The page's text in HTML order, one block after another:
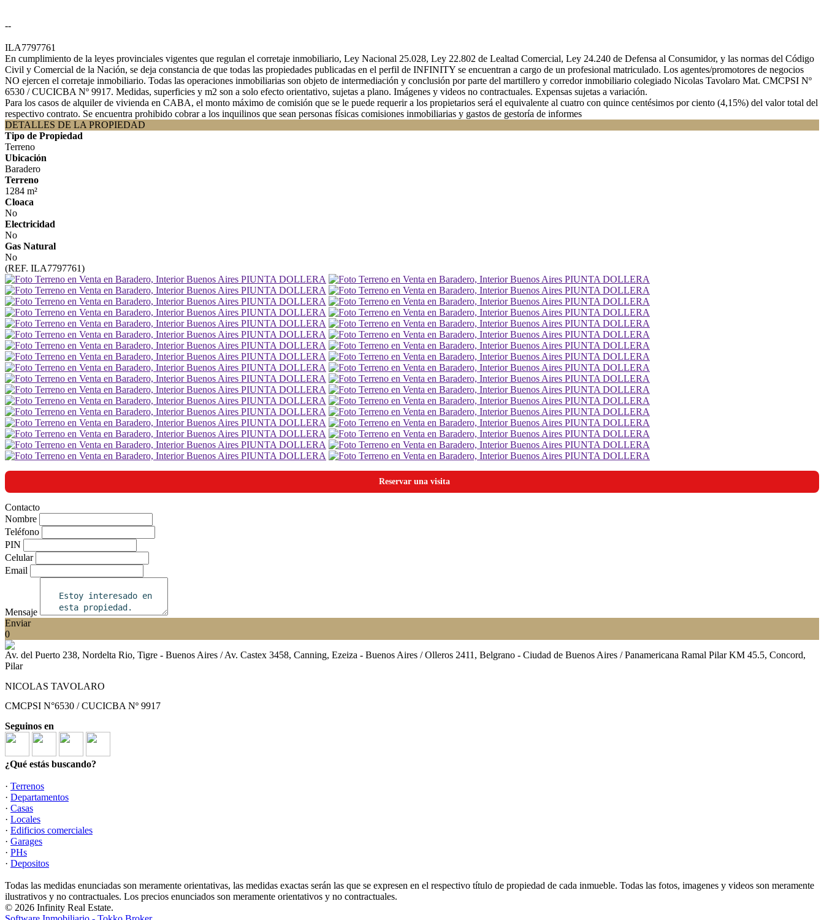
--
ILA7797761
En cumplimiento de la leyes provinciales vigentes que regulan el corretaje inmobiliario, Ley Nacional 25.028, Ley 22.802 de Lealtad Comercial, Ley 24.240 de Defensa al Consumidor, y las normas del Código
Civil y Comercial de la Nación, se deja constancia de que todas las propiedades publicadas en el perfil de INFINITY se encuentran a cargo de un profesional matriculado. Los agentes/promotores de negocios
NO ejercen el corretaje inmobiliario. Todas las operaciones inmobiliarias son objeto de intermediación y conclusión por parte del martillero y corredor inmobiliario colegiado Nicolas Tavolaro Mat. CMCPSI Nº
6530 / CUCICBA Nº 9917. Medidas, superficies y m2 son a solo efecto orientativo, sujetas a plano. Imágenes y videos no contractuales. Expensas sujetas a variación.
Para los casos de alquiler de vivienda en CABA, el monto máximo de comisión que se le puede requerir a los propietarios será el equivalente al cuatro con quince centésimos por ciento (4,15%) del valor total del
respectivo contrato. Se encuentra prohibido cobrar a los inquilinos que sean personas físicas comisiones inmobiliarias y gastos de gestoría de informes
DETALLES DE LA PROPIEDAD
Tipo de Propiedad
Terreno
Ubicación
Baradero
Terreno
1284 m²
Cloaca
No
Electricidad
No
Gas Natural
No
(REF. ILA7797761)
Reservar una visita
Contacto
Nombre
Teléfono
PIN
Celular
Email
Mensaje
Enviar
0
Av. del Puerto 238, Nordelta Rio, Tigre - Buenos Aires / Av. Castex 3458, Canning, Ezeiza - Buenos Aires / Olleros 2411, Belgrano - Ciudad de Buenos Aires / Panamericana Ramal Pilar KM 45.5, Concord,
Pilar
NICOLAS TAVOLARO
CMCPSI N°6530 / CUCICBA Nº 9917
Seguinos en
¿Qué estás buscando?
· Terrenos
· Departamentos
· Casas
· Locales
· Edificios comerciales
· Garages
· PHs
· Depositos
Todas las medidas enunciadas son meramente orientativas, las medidas exactas serán las que se expresen en el respectivo título de propiedad de cada inmueble. Todas las fotos, imagenes y videos son meramente
ilustrativos y no contractuales. Los precios enunciados son meramente orientativos y no contractuales.
© 2026 Infinity Real Estate.